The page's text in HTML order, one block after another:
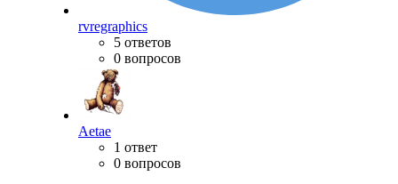
rvregraphics
5 ответов
0 вопросов
Aetae
1 ответ
0 вопросов